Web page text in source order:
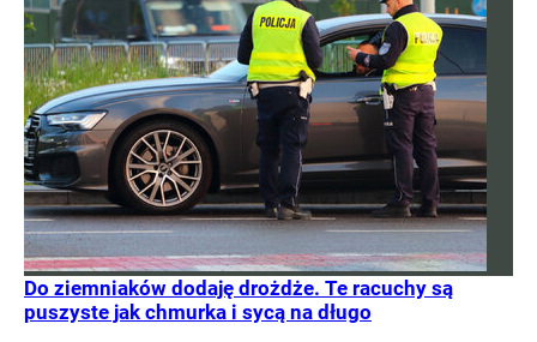
Do ziemniaków dodaję drożdże. Te racuchy są
puszyste jak chmurka i sycą na długo